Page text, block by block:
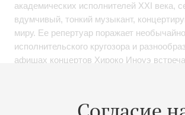
академических исполнителей XXI века,
вдумчивый, тонкий музыкант,
миру. Ее репертуар поражает
исполнительского кругозора и
афишах концертов Хироко Иноуэ